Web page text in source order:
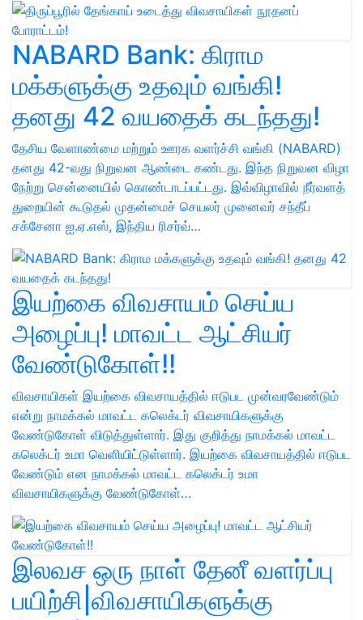
NABARD Bank: கிராம
மக்களுக்கு உதவும் வங்கி!
தனது 42 வயதைக் கடந்தது!
தேசிய வேளாண்மை மற்றும் ஊரக வளர்ச்சி வங்கி (NABARD)
தனது 42-வது நிறுவன ஆண்டை கண்டது. இந்த நிறுவன விழா
நேற்று சென்னையில் கொண்டாடப்பட்டது. இவ்விழாவில் நீர்வளத்
துறையின் கூடுதல் முதன்மைச் செயலர் முனைவர் சந்தீப்
சக்சேனா ஐ.ஏ.எஸ், இந்திய ரிசர்வ்…
இயற்கை விவசாயம் செய்ய
அழைப்பு! மாவட்ட ஆட்சியர்
வேண்டுகோள்!!
விவசாயிகள் இயற்கை விவசாயத்தில் ஈடுபட முன்வரவேண்டும்
என்று நாமக்கல் மாவட்ட கலெக்டர் விவசாயிகளுக்கு
வேண்டுகோள் விடுத்துள்ளார். இது குறித்து நாமக்கல் மாவட்ட
கலெக்டர் உமா வெளியிட்டுள்ளார். இயற்கை விவசாயத்தில் ஈடுபட
வேண்டும் என நாமக்கல் மாவட்ட கலெக்டர் உமா
விவசாயிகளுக்கு வேண்டுகோள்…
இலவச ஒரு நாள் தேனீ வளர்ப்பு
பயிற்சி|விவசாயிகளுக்கு